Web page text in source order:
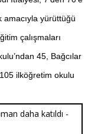
yürüttüğü
çalışmaları
45, Bağcılar
ilköğretim okulu